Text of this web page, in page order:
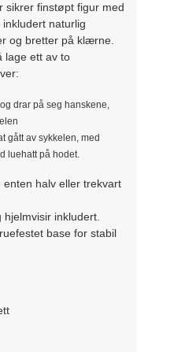
sikrer finstøpt figur med
naturlig
og bretter på klærne.
lage ett av to
drar på seg hanskene,
gått av sykkelen, med
luehatt på hodet.
halv eller trekvart
hjelmvisir inkludert.
base for stabil